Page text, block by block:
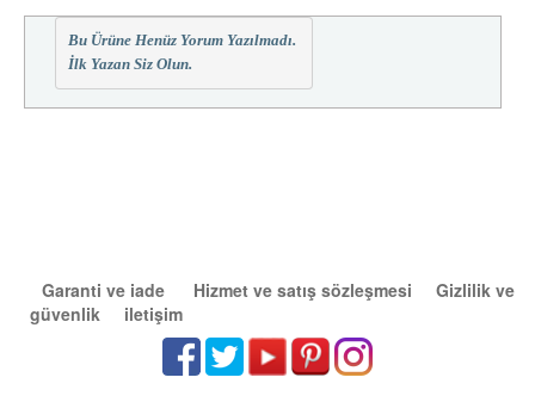
Bu Ürüne Henüz Yorum Yazılmadı.
İlk Yazan Siz Olun.
Garanti ve iade Hizmet ve satış sözleşmesi
Gizlilik ve
güvenlik
iletişim